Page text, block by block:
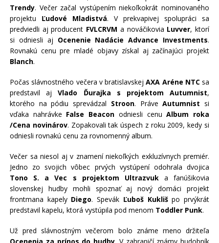
Trendy. Večer začal vystúpením niekoľkokrát nominovaného
projektu Ľudové Mladistvá. V prekvapivej spolupráci sa
predviedli aj producent FVLCRVM a nováčikovia Luvver, ktorí
si odniesli aj Ocenenie Nadácie Advance Investments.
Rovnakú cenu pre mladé objavy získal aj začínajúci projekt
Blanch.
Počas slávnostného večera v bratislavskejAXA Aréne NTCsa
predstavil ajVlado Ďurajka s projektom Autumnist,
ktorého na pódiu sprevádzal Stroon. PráveAutumnist si
vďaka nahrávke False Beacon odniesli cenuAlbum roka
/Cena novinárov. Zopakovali tak úspech z roku 2009, kedy si
odniesli rovnakú cenu za rovnomenný album.
Večer sa niesol aj v znamení niekoľkých exkluzívnych premiér.
Jedno zo svojich vôbec prvých vystúpení odohrala dvojica
Tono S. a Vec s projektom Ultrazvuka fanúšikovia
slovenskej hudby mohli spoznať aj nový domáci projekt
frontmana kapely Diego. Spevák Ľuboš Kuklišpo prvýkrát
predstavil kapelu, ktorá vystúpila pod menom Toddler Punk.
Už pred slávnostným večerom bolo známe meno držiteľa